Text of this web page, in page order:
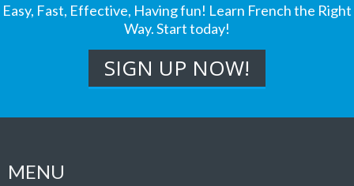
Easy, Fast, Effective, Having fun! Learn French the Right
Way. Start today!
MENU